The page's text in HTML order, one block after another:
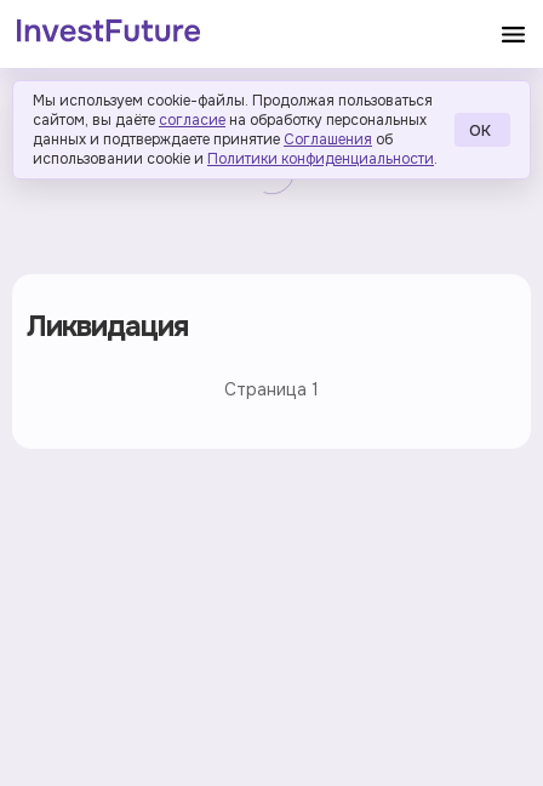
Мы используем cookie-файлы. Продолжая пользоваться
сайтом, вы даёте согласие на обработку персональных
данных и подтверждаете принятие Соглашения об
использовании cookie и Политики конфиденциальности.
ОК
Ликвидация
Страница 1